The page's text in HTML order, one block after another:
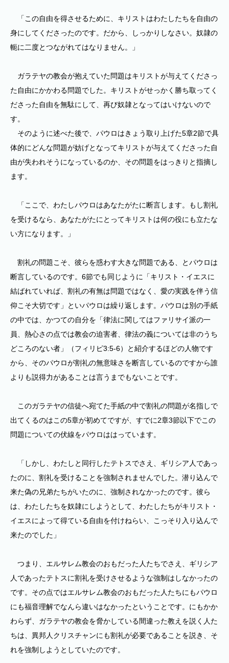
「この自由を得させるために、キリストはわたしたちを自由の
身にしてくださったのです。だから、しっかりしなさい。奴隷の
軛に二度とつながれてはなりません。」
ガラテヤの教会が抱えていた問題はキリストが与えてくださっ
た自由にかかわる問題でした。キリストがせっかく勝ち取ってく
ださった自由を無駄にして、再び奴隷となってはいけないので
す。
そのように述べた後で、パウロはきょう取り上げた5章2節で具
体的にどんな問題が妨げとなってキリストが与えてくださった自
由が失われそうになっているのか、その問題をはっきりと指摘し
ます。
「ここで、わたしパウロはあなたがたに断言します。もし割礼
を受けるなら、あなたがたにとってキリストは何の役にも立たな
い方になります。」
割礼の問題こそ、彼らを惑わす大きな問題である、とパウロは
断言しているのです。6節でも同じように「キリスト・イエスに
結ばれていれば、割礼の有無は問題ではなく、愛の実践を伴う信
仰こそ大切です」といパウロは繰り返します。パウロは別の手紙
の中では、かつての自分を「律法に関してはファリサイ派の一
員、熱心さの点では教会の迫害者、律法の義については非のうち
どころのない者」（フィリピ3:5-6）と紹介するほどの人物です
から、そのパウロが割礼の無意味さを断言しているのですから誰
よりも説得力があることは言うまでもないことです。
このガラテヤの信徒へ宛てた手紙の中で割礼の問題が名指しで
出てくるのはこの5章が初めてですが、すでに2章3節以下でこの
問題についての伏線をパウロははっています。
「しかし、わたしと同行したテトスでさえ、ギリシア人であっ
たのに、割礼を受けることを強制されませんでした。潜り込んで
来た偽の兄弟たちがいたのに、強制されなかったのです。彼ら
は、わたしたちを奴隷にしようとして、わたしたちがキリスト・
イエスによって得ている自由を付けねらい、こっそり入り込んで
来たのでした」
つまり、エルサレム教会のおもだった人たちでさえ、ギリシア
人であったテトスに割礼を受けさせるような強制はしなかったの
です。その点ではエルサレム教会のおもだった人たちにもパウロ
にも福音理解でなんら違いはなかったということです。にもかか
わらず、ガラテヤの教会を脅かしている間違った教えを説く人た
ちは、異邦人クリスチャンにも割礼が必要であることを説き、そ
れを強制しようとしていたのです。